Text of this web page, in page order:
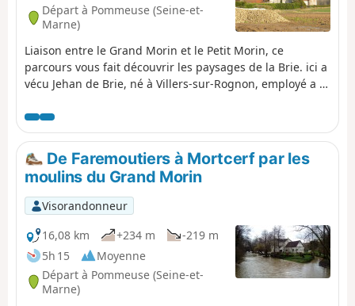
Départ à Pommeuse (Seine-et-
Marne)
Liaison entre le Grand Morin et le Petit Morin, ce
parcours vous fait découvrir les paysages de la Brie. ici a
vécu Jehan de Brie, né à Villers-sur-Rognon, employé a la
traité sur les brebis pour le Roi Charles V.
De Faremoutiers à Mortcerf par les
moulins du Grand Morin
Visorandonneur
16,08 km
+234 m
-219 m
5h 15
Moyenne
Départ à Pommeuse (Seine-et-
Marne)